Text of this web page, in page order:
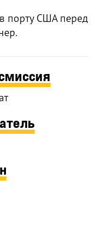
порту США перед